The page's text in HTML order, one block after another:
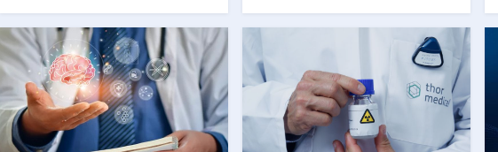
的难度明显上升。据蔚山市8月6日
消息，蔚山市已于去年3月完成质子
治疗中心建设可行性研究及基本规划
制定服务，并开始争取国家拨款。不
过，韩国保健福祉部回复称，难以单
独为蔚山市提供大型项目资金。此
前，蔚山市曾计划通过建设质子治疗
格罗夫斯同位素试验反应堆设施(图
片：格罗夫斯)格罗夫斯低功率试验
反应堆位于美国得克萨斯州洛克哈
特，是美国能源部反应堆试点计划下
首个在私人土地上实现临界的反应
堆。根据奥克洛介绍，该设施从未开
发土地起步建设，完成了土建开挖、